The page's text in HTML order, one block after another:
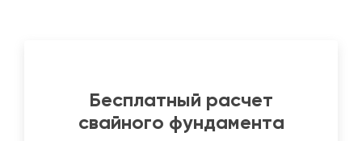
Бесплатный расчет
свайного фундамента